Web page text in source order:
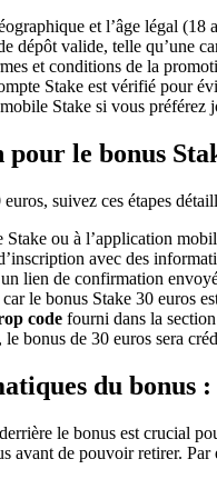
et l’âge légal (18
dépôt valide, telle qu’une
et conditions de la
Stake est vérifié pour
Stake si vous
le bonus
suivez ces étapes
ou à l’application
avec des
lien de confirmation
le bonus Stake 30 euros
code fourni dans la
bonus de 30 euros sera
du bonus
le bonus est crucial
avant de pouvoir retirer. Par